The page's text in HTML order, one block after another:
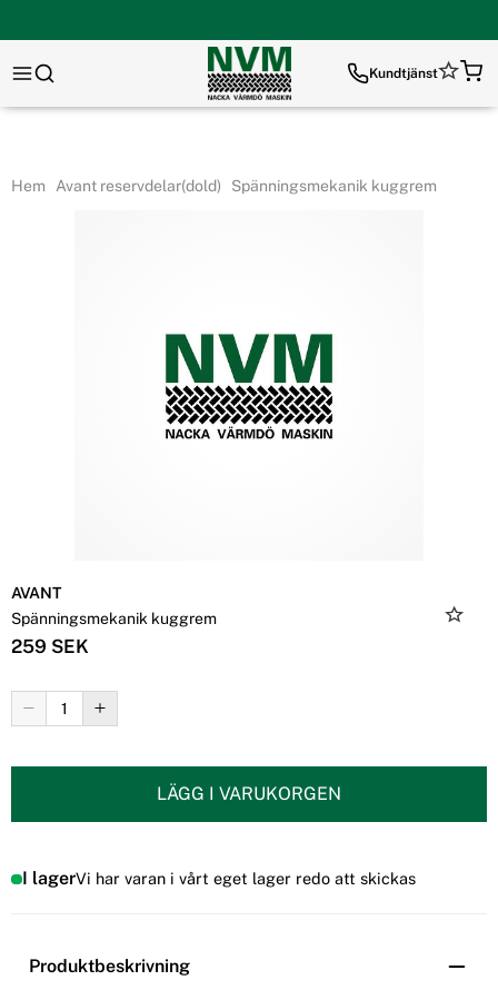
Kundtjänst
Hem Avant reservdelar(dold) Spänningsmekanik kuggrem
AVANT
Spänningsmekanik kuggrem
259 SEK
LÄGG I VARUKORGEN
I lagerVi har varan i vårt eget lager redo att skickas
Produktbeskrivning